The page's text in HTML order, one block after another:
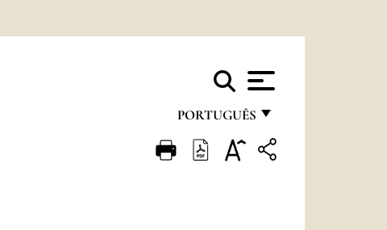
PORTUGUÊS
FRANÇAIS